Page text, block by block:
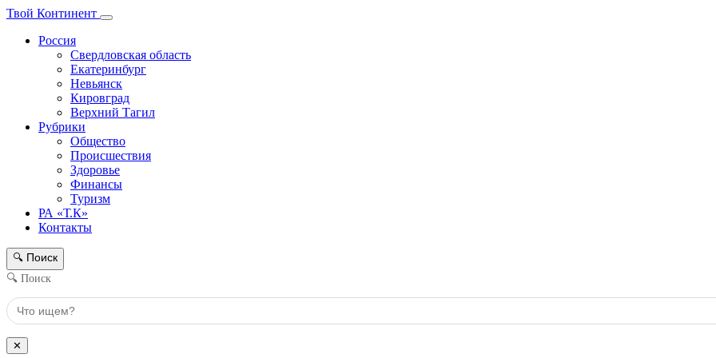
Твой Континент
Россия
Свердловская область
Екатеринбург
Невьянск
Кировград
Верхний Тагил
Рубрики
Общество
Происшествия
Здоровье
Финансы
Туризм
РА «Т.К»
Контакты
🔍 Поиск
🔍 Поиск
✕